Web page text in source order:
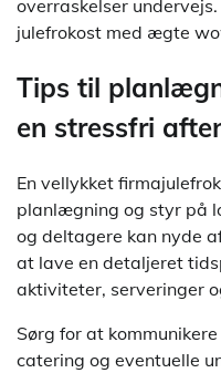
overraskelser
julefrokost med ægte
Tips til
en stressfri
En vellykket
planlægning og styr på
og deltagere kan nyde
at lave en detaljeret
aktiviteter, serveringer
Sørg for at
catering og eventuelle